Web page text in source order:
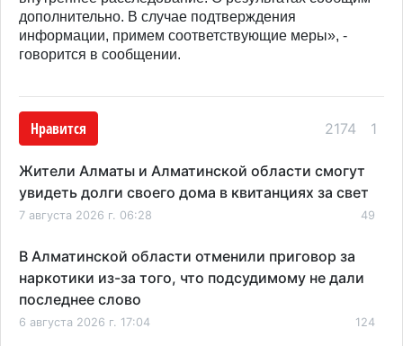
дополнительно. В случае подтверждения
информации, примем соответствующие меры», -
говорится в сообщении.
Нравится 2174 1
Жители Алматы и Алматинской области смогут
увидеть долги своего дома в квитанциях за свет
7 августа 2026 г. 06:28 49
В Алматинской области отменили приговор за
наркотики из-за того, что подсудимому не дали
последнее слово
6 августа 2026 г. 17:04 124